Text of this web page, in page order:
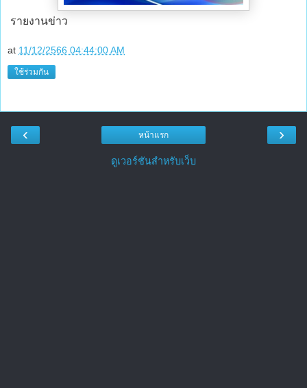
รายงานข่าว
at 11/12/2566 04:44:00 AM
ใช้ร่วมกัน
‹ ›
หน้าแรก
ดูเวอร์ชันสำหรับเว็บ